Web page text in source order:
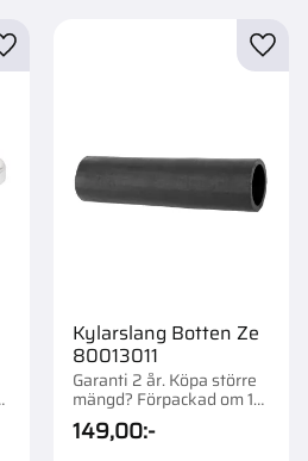
Lägg till i favoriter
Kylarslang Botten Ze
80013011
Garanti 2 år. Köpa större
mängd? Förpackad om 1
st.
149,00:-